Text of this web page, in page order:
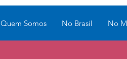
Quem Somos No Brasil No